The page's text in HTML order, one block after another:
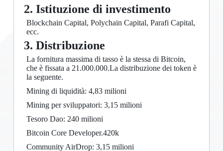
2. Istituzione di investimento
Blockchain Capital, Polychain Capital, Parafi Capital,
ecc.
3. Distribuzione
La fornitura massima di tasso è la stessa di Bitcoin,
che è fissata a 21.000.000.La distribuzione dei token è
la seguente.
Mining di liquidità: 4,83 milioni
Mining per sviluppatori: 3,15 milioni
Tesoro Dao: 240 milioni
Bitcoin Core Developer.420k
Community AirDrop: 3,15 milioni